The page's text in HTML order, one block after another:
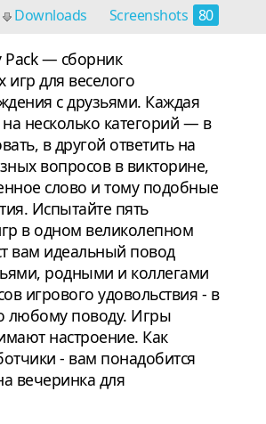
Downloads Screenshots 80
Pack — сборник
игр для веселого
с друзьями. Каждая
на несколько категорий — в
в другой ответить на
вопросов в викторине,
слово и тому подобные
Испытайте пять
в одном великолепном
вам идеальный повод
родными и коллегами
игрового удовольствия - в
любому поводу. Игры
настроение. Как
- вам понадобится
вечеринка для